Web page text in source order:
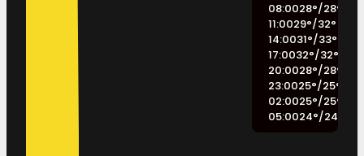
08:0028°/28°
11:0029°/32°
14:0031°/33°
17:0032°/32°
20:0028°/28°
23:0025°/25°
02:0025°/25°
05:0024°/24